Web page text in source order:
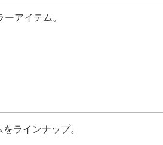
アイテム。
ラインナップ。